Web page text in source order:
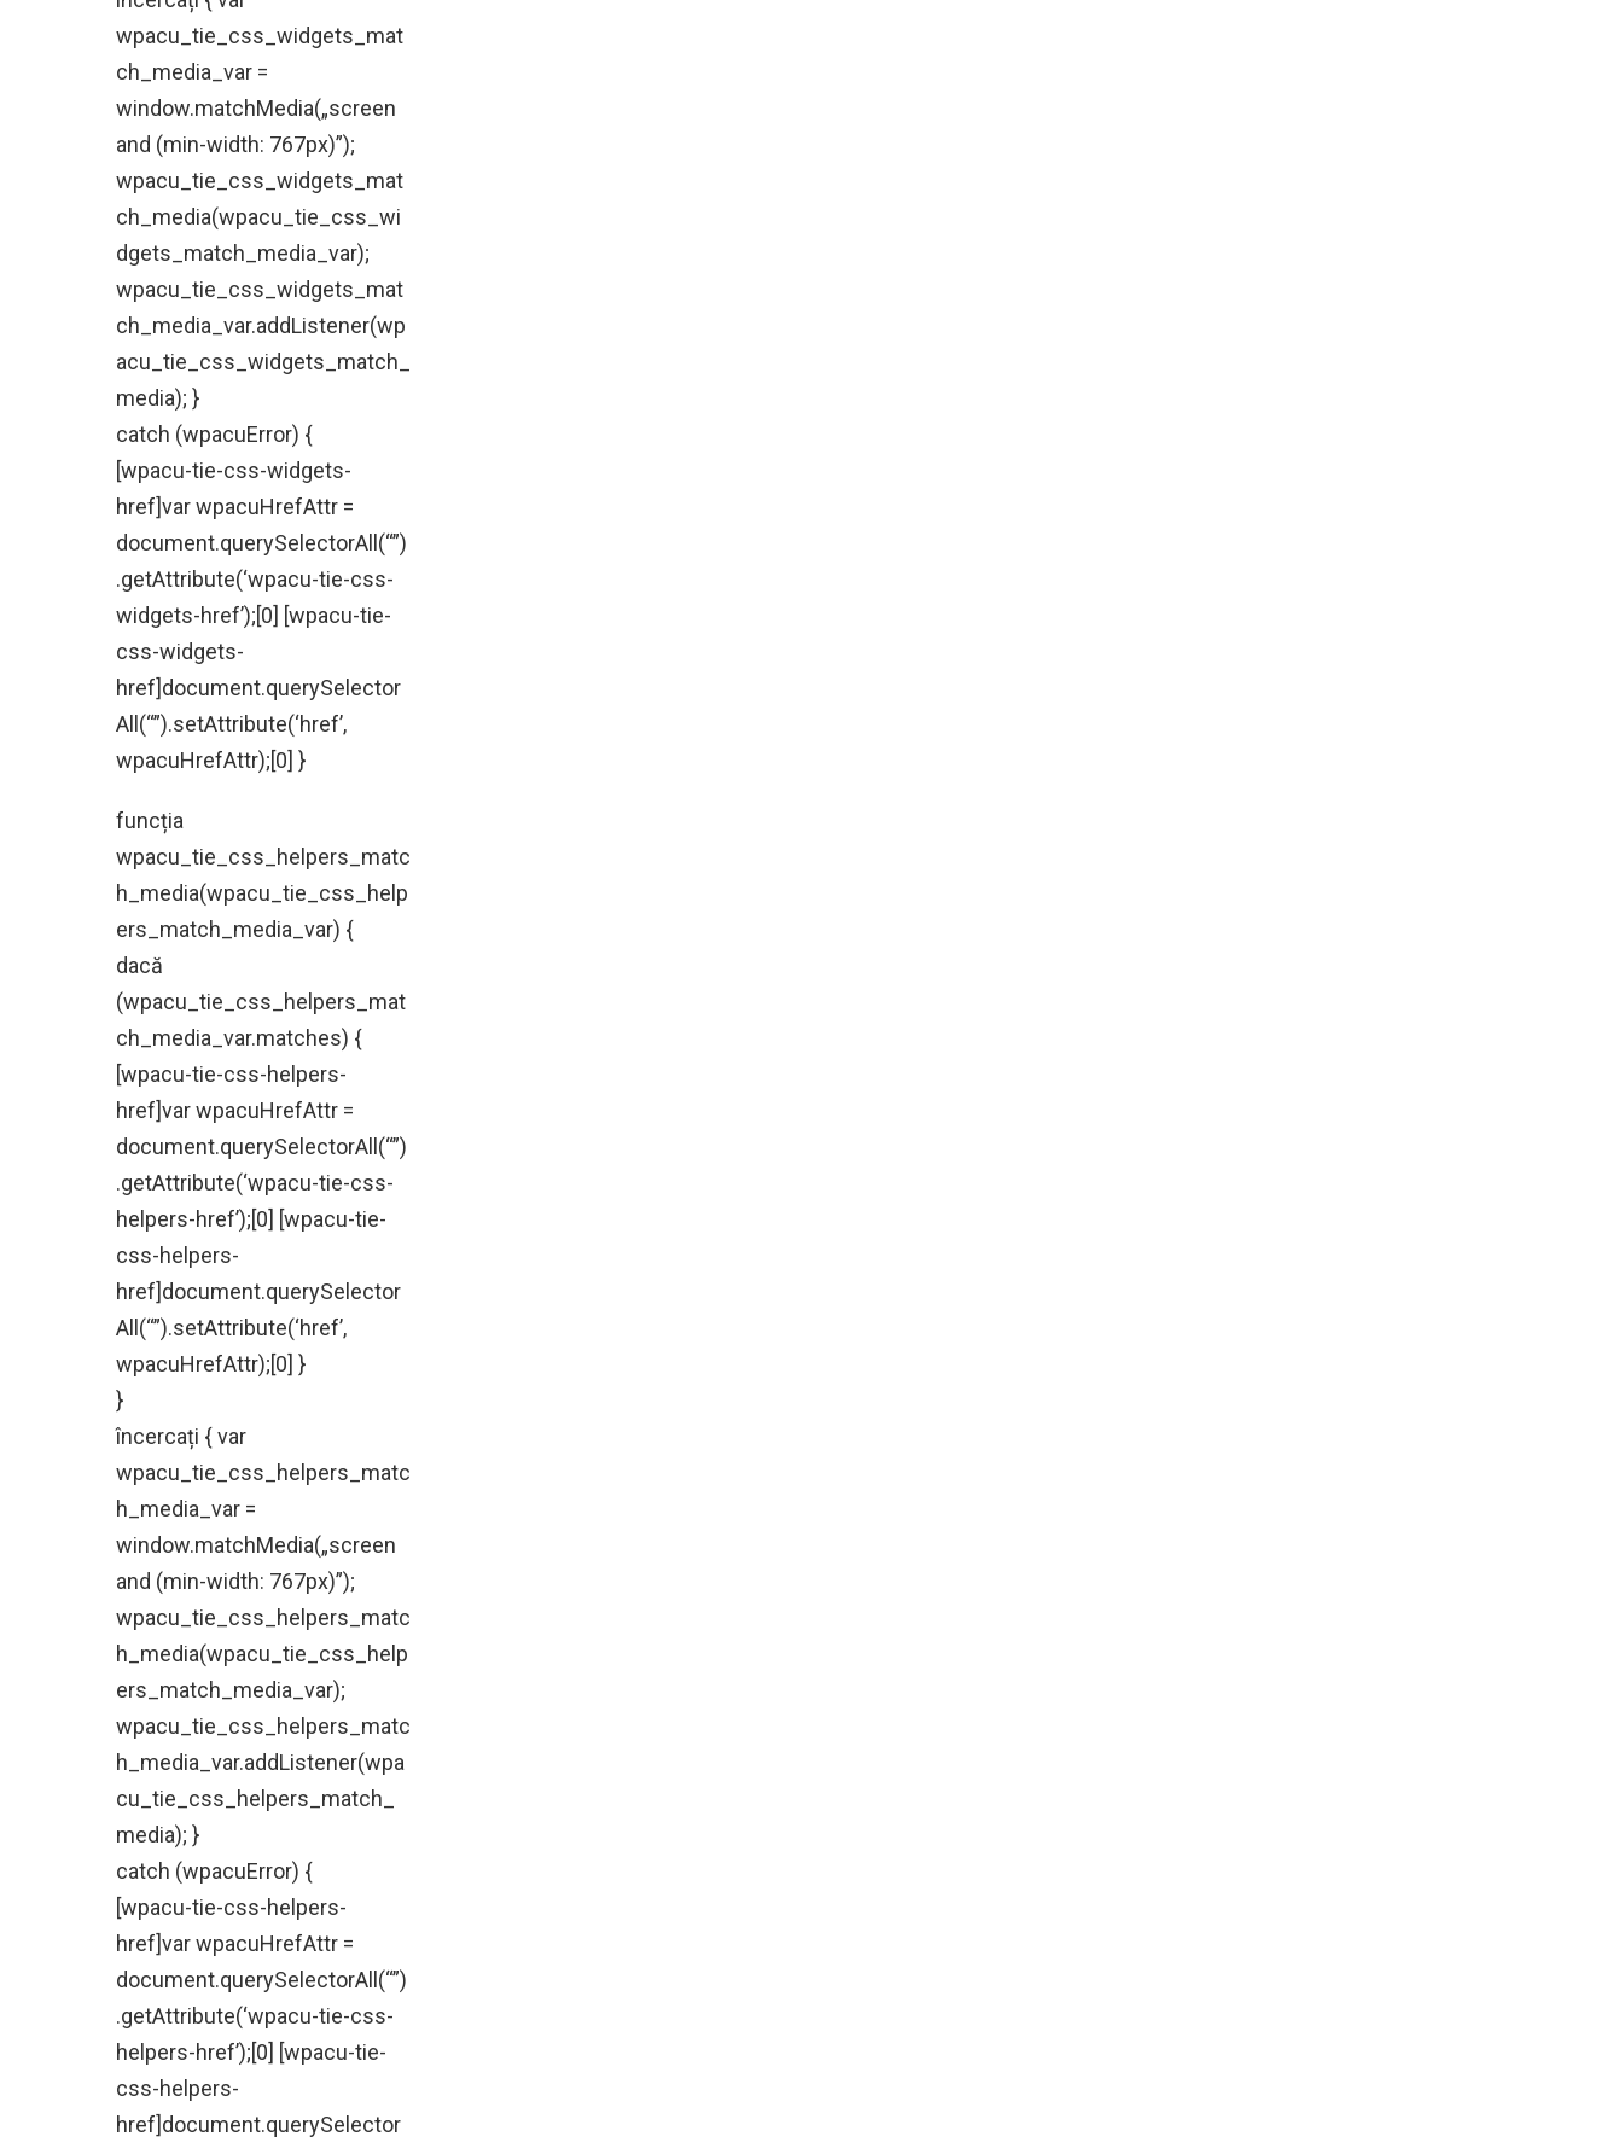
wpacu_tie_css_widgets_mat
ch_media_var =
window.matchMedia(„screen
and (min-width: 767px)”);
wpacu_tie_css_widgets_mat
ch_media(wpacu_tie_css_wi
dgets_match_media_var);
wpacu_tie_css_widgets_mat
ch_media_var.addListener(wp
acu_tie_css_widgets_match_
media); }
catch (wpacuError) {
[wpacu-tie-css-widgets-
href]var wpacuHrefAttr =
document.querySelectorAll(“”)
.getAttribute(‘wpacu-tie-css-
widgets-href’);[0] [wpacu-tie-
css-widgets-
href]document.querySelector
All(“”).setAttribute(‘href’,
wpacuHrefAttr);[0] }
funcția
wpacu_tie_css_helpers_matc
h_media(wpacu_tie_css_help
ers_match_media_var) {
dacă
(wpacu_tie_css_helpers_mat
ch_media_var.matches) {
[wpacu-tie-css-helpers-
href]var wpacuHrefAttr =
document.querySelectorAll(“”)
.getAttribute(‘wpacu-tie-css-
helpers-href’);[0] [wpacu-tie-
css-helpers-
href]document.querySelector
All(“”).setAttribute(‘href’,
wpacuHrefAttr);[0] }
}
încercați { var
wpacu_tie_css_helpers_matc
h_media_var =
window.matchMedia(„screen
and (min-width: 767px)”);
wpacu_tie_css_helpers_matc
h_media(wpacu_tie_css_help
ers_match_media_var);
wpacu_tie_css_helpers_matc
h_media_var.addListener(wpa
cu_tie_css_helpers_match_
media); }
catch (wpacuError) {
[wpacu-tie-css-helpers-
href]var wpacuHrefAttr =
document.querySelectorAll(“”)
.getAttribute(‘wpacu-tie-css-
helpers-href’);[0] [wpacu-tie-
css-helpers-
href]document.querySelector